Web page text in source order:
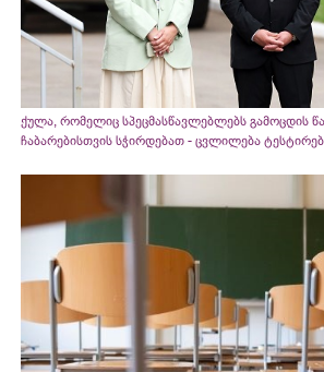
ქულა, რომელიც სპეცმასწავლებლებს გამოცდის
ჩაბარებისთვის სჭირდებათ - ცვლილება